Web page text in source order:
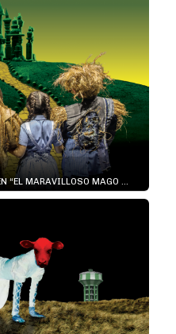
“EL MARAVILLOSO MAGO ...